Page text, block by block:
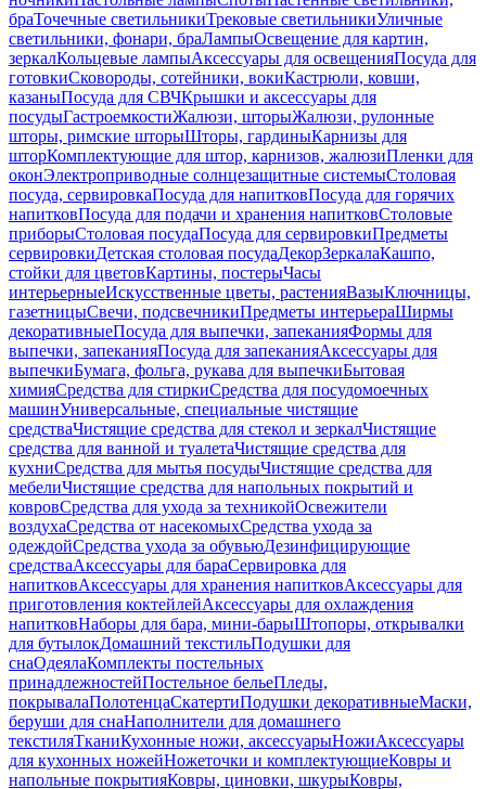
браТочечные светильникиТрековые светильникиУличные
светильники, фонари, браЛампыОсвещение для картин,
зеркалКольцевые лампыАксессуары для освещенияПосуда для
готовкиСковороды, сотейники, вокиКастрюли, ковши,
казаныПосуда для СВЧКрышки и аксессуары для
посудыГастроемкостиЖалюзи, шторыЖалюзи, рулонные
шторы, римские шторыШторы, гардиныКарнизы для
шторКомплектующие для штор, карнизов, жалюзиПленки для
оконЭлектроприводные солнцезащитные системыСтоловая
посуда, сервировкаПосуда для напитковПосуда для горячих
напитковПосуда для подачи и хранения напитковСтоловые
приборыСтоловая посудаПосуда для сервировкиПредметы
сервировкиДетская столовая посудаДекорЗеркалаКашпо,
стойки для цветовКартины, постерыЧасы
интерьерныеИскусственные цветы, растенияВазыКлючницы,
газетницыСвечи, подсвечникиПредметы интерьераШирмы
декоративныеПосуда для выпечки, запеканияФормы для
выпечки, запеканияПосуда для запеканияАксессуары для
выпечкиБумага, фольга, рукава для выпечкиБытовая
химияСредства для стиркиСредства для посудомоечных
машинУниверсальные, специальные чистящие
средстваЧистящие средства для стекол и зеркалЧистящие
средства для ванной и туалетаЧистящие средства для
кухниСредства для мытья посудыЧистящие средства для
мебелиЧистящие средства для напольных покрытий и
ковровСредства для ухода за техникойОсвежители
воздухаСредства от насекомыхСредства ухода за
одеждойСредства ухода за обувьюДезинфицирующие
средстваАксессуары для бараСервировка для
напитковАксессуары для хранения напитковАксессуары для
приготовления коктейлейАксессуары для охлаждения
напитковНаборы для бара, мини-барыШтопоры, открывалки
для бутылокДомашний текстильПодушки для
снаОдеялаКомплекты постельных
принадлежностейПостельное бельеПледы,
покрывалаПолотенцаСкатертиПодушки декоративныеМаски,
беруши для снаНаполнители для домашнего
текстиляТканиКухонные ножи, аксессуарыНожиАксессуары
для кухонных ножейНожеточки и комплектующиеКовры и
напольные покрытияКовры, циновки, шкурыКовры,